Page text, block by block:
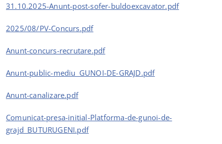
31.10.2025-Anunt-post-sofer-buldoexcavator.pdf
2025/08/PV-Concurs.pdf
Anunt-concurs-recrutare.pdf
Anunt-public-mediu_GUNOI-DE-GRAJD.pdf
Anunt-canalizare.pdf
Comunicat-presa-initial-Platforma-de-gunoi-de-
grajd_BUTURUGENI.pdf